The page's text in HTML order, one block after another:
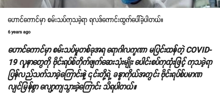
ဟောင်ကောင်မှာ စမ်းသပ်ကုသခဲ့ရာ ရလဒ်ကောင်းထွက်ပေါ်ခဲ့ပါတယ်။
6 years ago
ဟောင်ကောင်မှာ စမ်းသပ်မှုတစ်ခုအရ ရောဂါလက္ခဏာ မပြင်းထန်တဲ့ COVID-
19 လူနာတွေကို ဗိုင်းရပ်စ်တိုက်ဖျက်ဆေးသုံးမျိုး ပေါင်းစပ်ကုထုံးဖြင့် ကုသခဲ့ရာ
ပြန်လည်သက်သာခဲ့ကြောင်းနဲ့ ၎င်းတို့ရဲ့ ခန္ဓာကိုယ်အတွင်း ဗိုင်းရပ်စ်ပမာဏ
လျင်မြန်စွာ လျော့ကျသွားခဲ့ကြောင်း သိရပါတယ်။